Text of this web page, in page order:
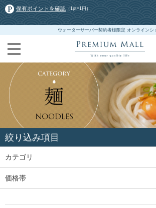
保有ポイントを確認 （1pt=1円）
ウォーターサーバー契約者様限定 オンラインシ
絞り込み項目
カテゴリ
価格帯